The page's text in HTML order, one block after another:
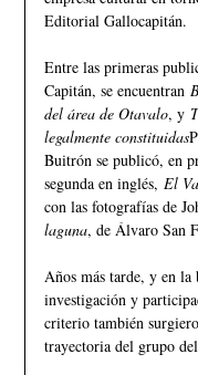
Editorial Gallocapitán.
Entre las primeras
Capitán, se encuentran
del área de Otavalo, y
legalmente constituidas
Buitrón se publicó, en
segunda en inglés, El
con las fotografías de
laguna, de Álvaro San
Años más tarde, y en la
investigación y
criterio también
trayectoria del grupo